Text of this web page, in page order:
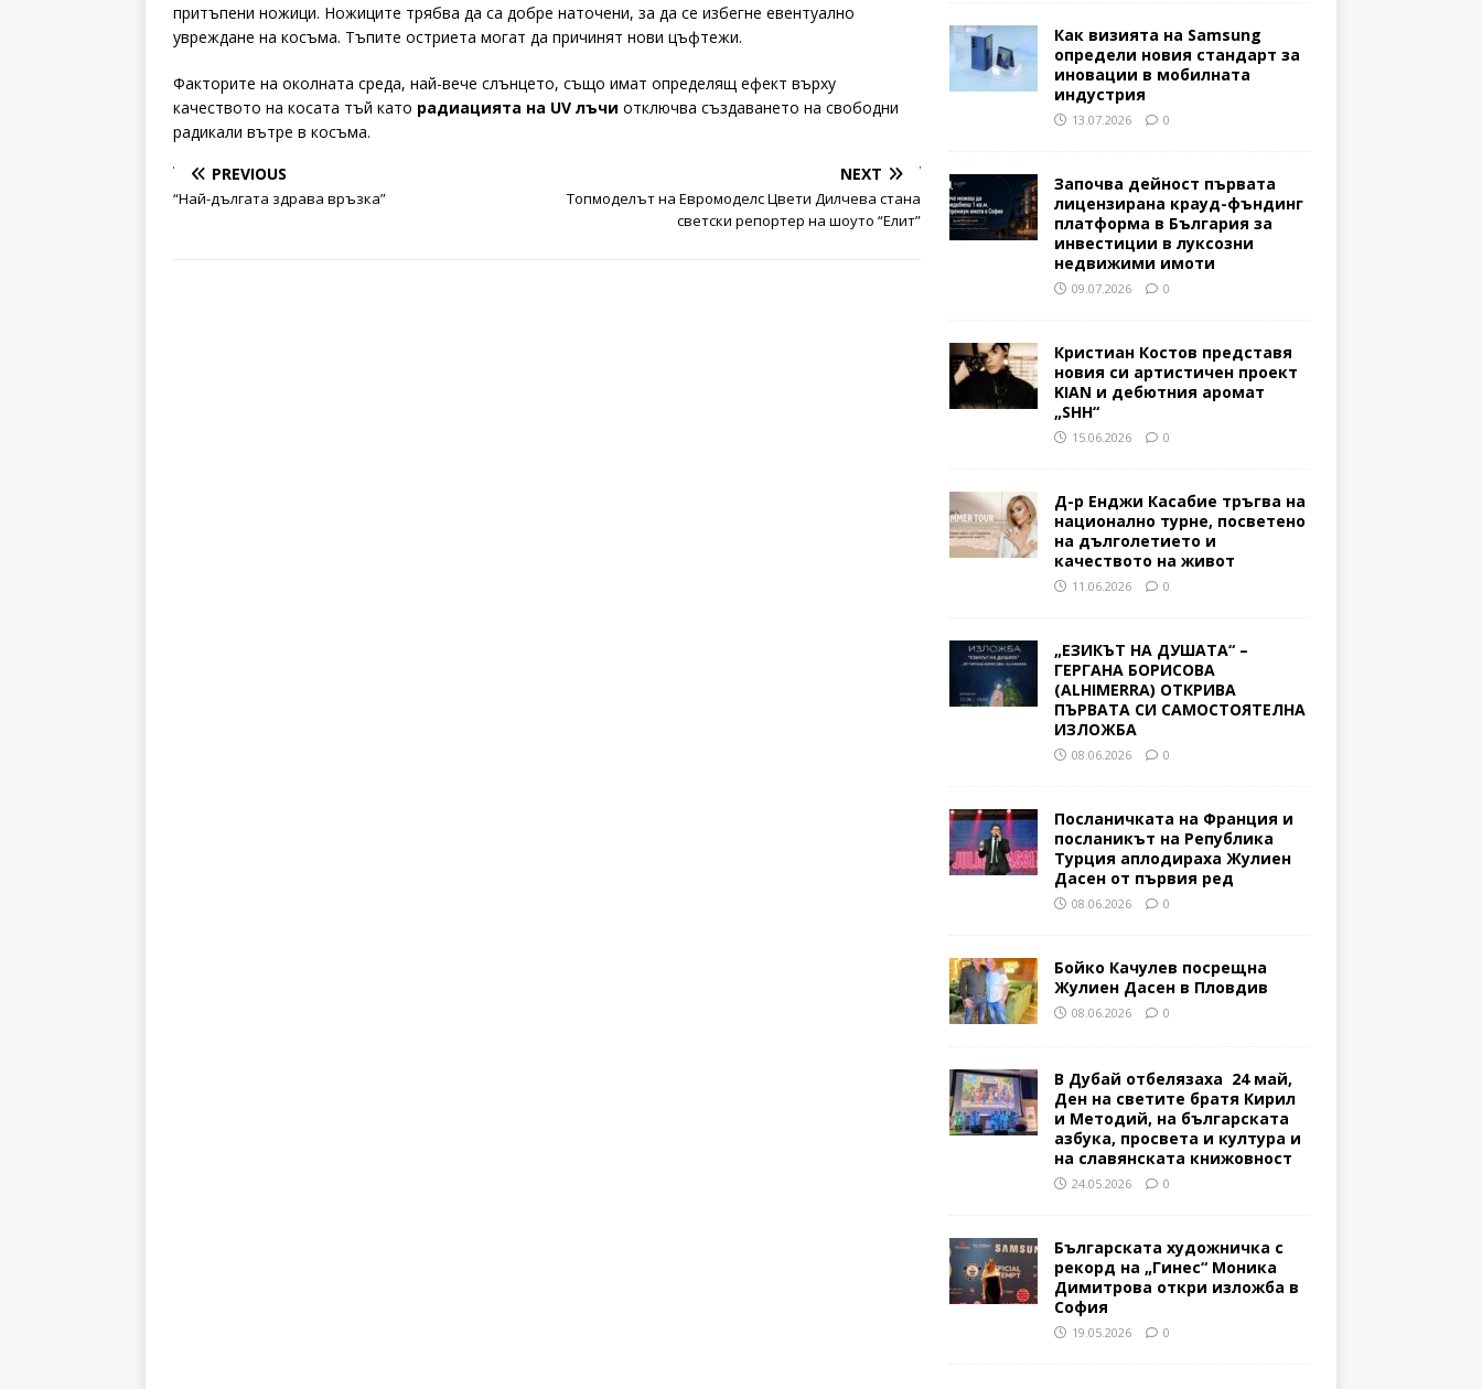
притъпени ножици. Ножиците трябва да са добре наточени, за да се избегне евентуално
увреждане на косъма. Тъпите остриета могат да причинят нови цъфтежи.
Факторите на околната среда, най-вече слънцето, също имат определящ ефект върху
качеството на косата тъй като радиацията на UV лъчи отключва създаването на свободни
радикали вътре в косъма.
PREVIOUS
“Най-дългата здрава връзка”
NEXT
Топмоделът на Евромоделс Цвети Дилчева стана
светски репортер на шоуто “Елит”
Как визията на Samsung
определи новия стандарт за
иновации в мобилната
индустрия
13.07.2026 0
Започва дейност първата
лицензирана крауд-фъндинг
платформа в България за
инвестиции в луксозни
недвижими имоти
09.07.2026 0
Кристиан Костов представя
новия си артистичен проект
KIAN и дебютния аромат
„SHH“
15.06.2026 0
Д-р Енджи Касабие тръгва на
национално турне, посветено
на дълголетието и
качеството на живот
11.06.2026 0
„ЕЗИКЪТ НА ДУШАТА“ –
ГЕРГАНА БОРИСОВА
(ALHIMERRA) ОТКРИВА
ПЪРВАТА СИ САМОСТОЯТЕЛНА
ИЗЛОЖБА
08.06.2026 0
Посланичката на Франция и
посланикът на Република
Турция аплодираха Жулиен
Дасен от първия ред
08.06.2026 0
Бойко Качулев посрещна
Жулиен Дасен в Пловдив
08.06.2026 0
В Дубай отбелязаха 24 май,
Ден на светите братя Кирил
и Методий, на българската
азбука, просвета и култура и
на славянската книжовност
24.05.2026 0
Българската художничка с
рекорд на „Гинес“ Моника
Димитрова откри изложба в
София
19.05.2026 0